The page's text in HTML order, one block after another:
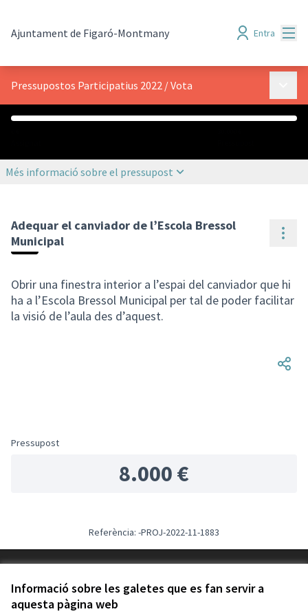
Informació sobre les galetes que es fan servir a
aquesta pàgina web
Ajuntament de Figaró-Montmany Entra
Pressupostos Participatius 2022 /Vota
Més informació sobre el pressupost
Adequar el canviador de l’Escola Bressol
Municipal
Obrir una finestra interior a l’espai del canviador que hi
ha a l’Escola Bressol Municipal per tal de poder facilitar
la visió de l’aula des d’aquest.
Pressupost
8.000 €
Referència: -PROJ-2022-11-1883
Configuració de les galetes
Català
Triar la llenguaElegir el idioma